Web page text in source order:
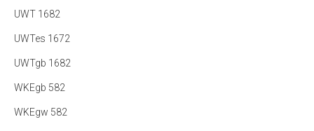
UWT 1682
UWTes 1672
UWTgb 1682
WKEgb 582
WKEgw 582